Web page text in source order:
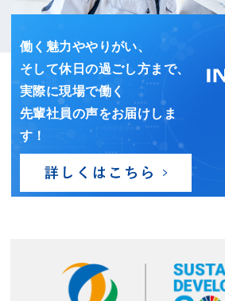
働く魅力ややりがい、
そして休日の過ごし方まで、
実際に現場で働く
先輩社員の声をお届けしま
す！